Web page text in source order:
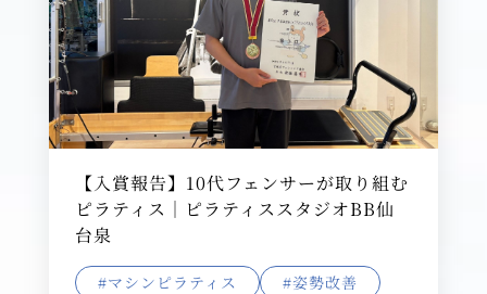
【入賞報告】10代フェンサーが取り組む
ピラティス｜ピラティススタジオBB仙
台泉
#マシンピラティス
#姿勢改善